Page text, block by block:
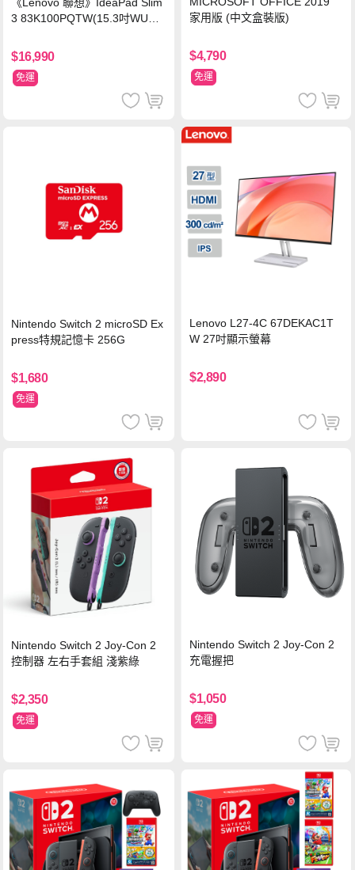
《Lenovo 聯想》IdeaPad Slim
3 83K100PQTW(15.3吋WUXG
n11/二年保)
$16,990
免運
家用版 (中文盒裝版)
$4,790
免運
Nintendo Switch 2 microSD Ex
press特規記憶卡 256G
$1,680
免運
Lenovo L27-4C 67DEKAC1T
W 27吋顯示螢幕
$2,890
Nintendo Switch 2 Joy-Con 2
控制器 左右手套組 淺紫綠
$2,350
免運
Nintendo Switch 2 Joy-Con 2
充電握把
$1,050
免運